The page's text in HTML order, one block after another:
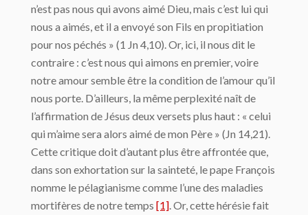
n’est pas nous qui avons aimé Dieu, mais c’est lui qui
nous a aimés, et il a envoyé son Fils en propitiation
pour nos péchés » (1 Jn 4,10). Or, ici, il nous dit le
contraire : c’est nous qui aimons en premier, voire
notre amour semble être la condition de l’amour qu’il
nous porte. D’ailleurs, la même perplexité naît de
l’affirmation de Jésus deux versets plus haut : « celui
qui m’aime sera alors aimé de mon Père » (Jn 14,21).
Cette critique doit d’autant plus être affrontée que,
dans son exhortation sur la sainteté, le pape François
nomme le pélagianisme comme l’une des maladies
mortifères de notre temps [1] . Or, cette hérésie fait